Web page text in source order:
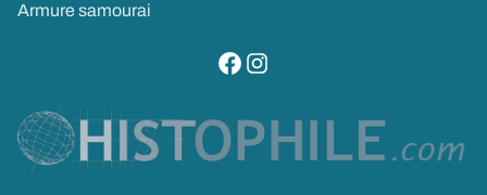
Armure samourai
visitez notre page facebook
suivez notre compte instagram